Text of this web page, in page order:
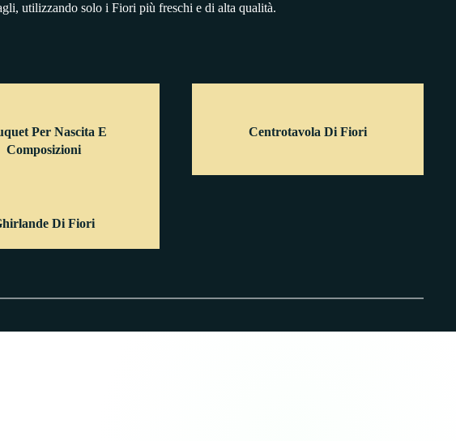
utilizzando solo i Fiori più freschi e di alta qualità.
Per Nascita E
Composizioni
Centrotavola Di Fiori
Di Fiori